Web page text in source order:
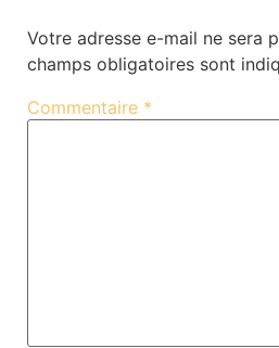
Votre adresse e-mail ne sera
champs obligatoires sont
Commentaire *